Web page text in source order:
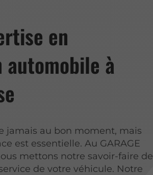
en
à
jamais au bon moment, mais
est essentielle. Au GARAGE
mettons notre savoir-faire de
de votre véhicule. Notre